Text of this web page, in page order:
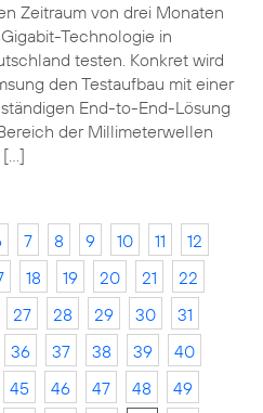
Zeitraum von drei Monaten
Technologie in
testen. Konkret wird
den Testaufbau mit einer
End-to-End-Lösung
der Millimeterwellen
[…]
7 8 9 10 11
12
18 19 20 21
22
27 28 29 30
31
36 37 38 39
40
45 46 47 48
49